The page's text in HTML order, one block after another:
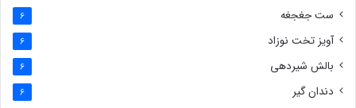
ست جغجغه 6
آویز تخت نوزاد 6
بالش شیردهی 6
دندان گیر 6